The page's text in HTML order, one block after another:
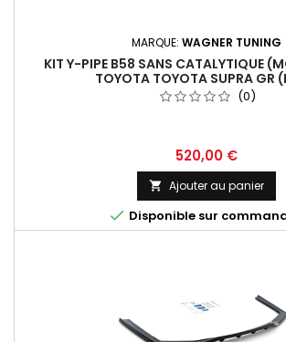
MARQUE: WAGNER TUNING
KIT Y-PIPE B58 SANS CATALYTIQUE
TOYOTA TOYOTA SUPRA GR
(0)
Prix
520,00 €
 Ajouter au panier
 Disponible sur